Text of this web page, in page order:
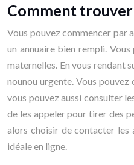
Comment trouver
Vous pouvez commencer par
un annuaire bien rempli.
maternelles. En vous rendant
nounou urgente. Vous
vous pouvez aussi consulter
de les appeler pour tirer des
alors choisir de contacter les
idéale en ligne.